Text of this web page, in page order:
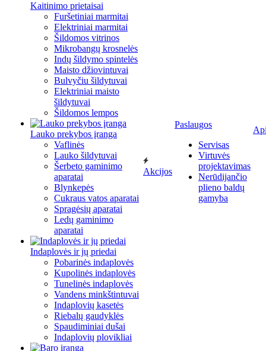
Kaitinimo prietaisai
Furšetiniai marmitai
Elektriniai marmitai
Šildomos vitrinos
Mikrobangų krosnelės
Indų šildymo spintelės
Maisto džiovintuvai
Bulvyčiu šildytuvai
Elektriniai maisto
šildytuvai
Šildomos lempos
Lauko prekybos įranga
Vaflinės
Lauko šildytuvai
Šerbeto gaminimo
aparatai
Blynkepės
Cukraus vatos aparatai
Spragėsių aparatai
Ledų gaminimo
aparatai
Indaplovės ir jų priedai
Pobarinės indaplovės
Kupolinės indaplovės
Tunelinės indaplovės
Vandens minkštintuvai
Indaplovių kasetės
Riebalų gaudyklės
Spaudiminiai dušai
Indaplovių plovikliai
Akcijos
Paslaugos
Servisas
Virtuvės
projektavimas
Nerūdijančio
plieno baldų
gamyba